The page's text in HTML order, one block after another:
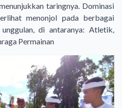
taringnya. Dominasi
menonjol pada berbagai
di antaranya: Atletik,
Permainan